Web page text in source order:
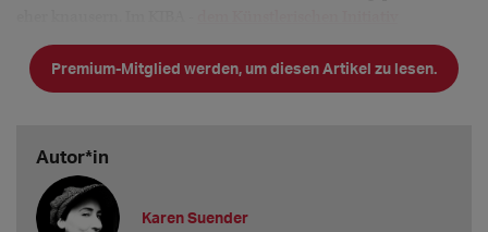
Bewerbungs Almanach- aber lassen sie einmal im Jahr die Hos
Premium-Mitglied werden, um diesen Artikel zu lesen.
Autor*in
Karen Suender